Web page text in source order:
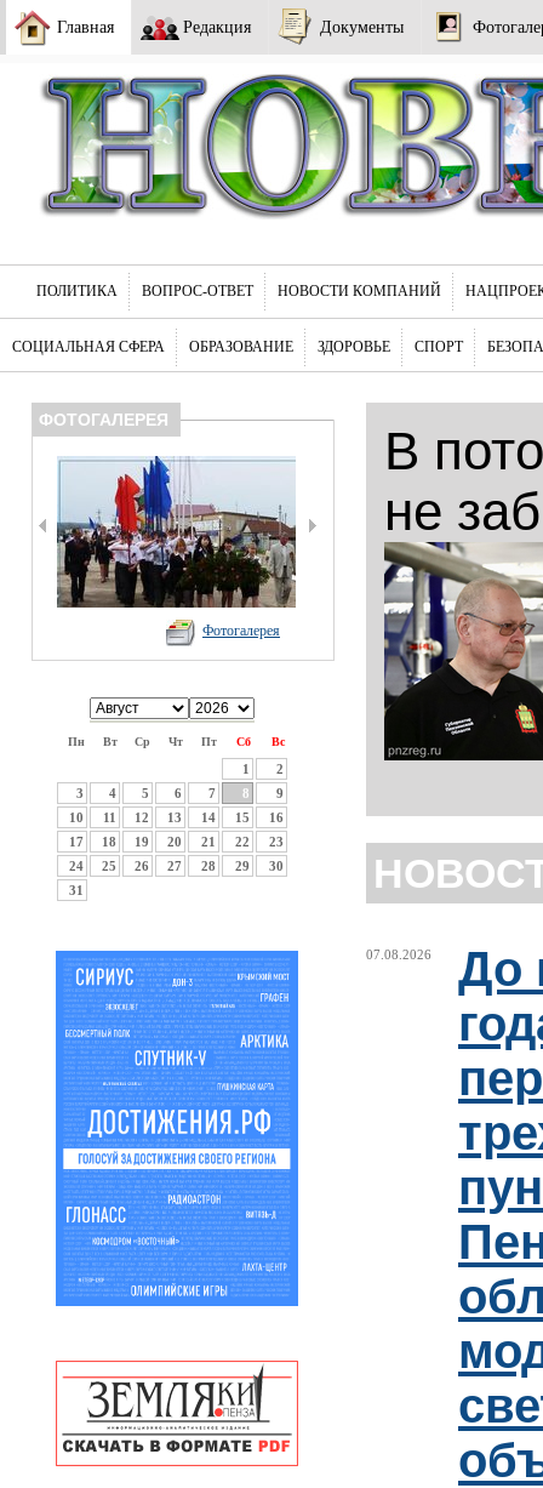
Главная Редакция Документы
ПОЛИТИКА ВОПРОС-ОТВЕТ НОВОСТИ КОМПАНИЙ
СОЦИАЛЬНАЯ СФЕРА ОБРАЗОВАНИЕ ЗДОРОВЬЕ СПОРТ
ФОТОГАЛЕРЕЯ
Фотогалерея
Пн Вт Ср Чт Пт Сб Вс
1
2
3
4 5 6 7 8
9
10
11 12 13 14 15
16
17
18 19 20 21 22
23
24
25 26 27 28 29
30
31
В
не
07.08.2026
До